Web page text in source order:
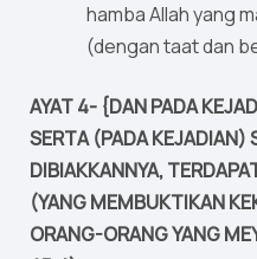
hamba Allah yang
(dengan taat dan
AYAT 4- {DAN PADA
SERTA (PADA KEJADIAN)
DIBIAKKANNYA,
(YANG MEMBUKTIKAN
ORANG-ORANG YANG